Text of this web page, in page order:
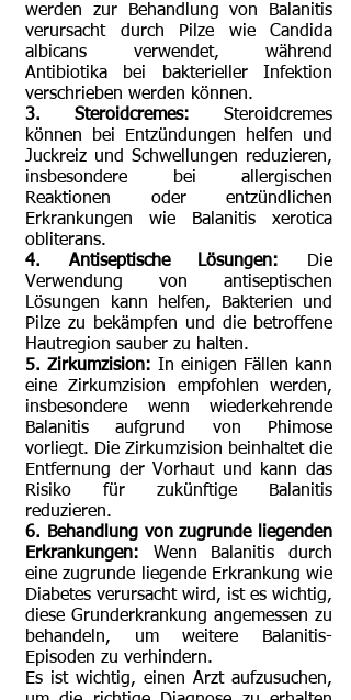
werden zur Behandlung von Balanitis
verursacht durch Pilze wie Candida
albicans verwendet, während
Antibiotika bei bakterieller Infektion
verschrieben werden können.
3. Steroidcremes: Steroidcremes
können bei Entzündungen helfen und
Juckreiz und Schwellungen reduzieren,
insbesondere bei allergischen
Reaktionen oder entzündlichen
Erkrankungen wie Balanitis xerotica
obliterans.
4. Antiseptische Lösungen: Die
Verwendung von antiseptischen
Lösungen kann helfen, Bakterien und
Pilze zu bekämpfen und die betroffene
Hautregion sauber zu halten.
5. Zirkumzision: In einigen Fällen kann
eine Zirkumzision empfohlen werden,
insbesondere wenn wiederkehrende
Balanitis aufgrund von Phimose
vorliegt. Die Zirkumzision beinhaltet die
Entfernung der Vorhaut und kann das
Risiko für zukünftige Balanitis
reduzieren.
6. Behandlung von zugrunde liegenden
Erkrankungen: Wenn Balanitis durch
eine zugrunde liegende Erkrankung wie
Diabetes verursacht wird, ist es wichtig,
diese Grunderkrankung angemessen zu
behandeln, um weitere Balanitis-
Episoden zu verhindern.
Es ist wichtig, einen Arzt aufzusuchen,